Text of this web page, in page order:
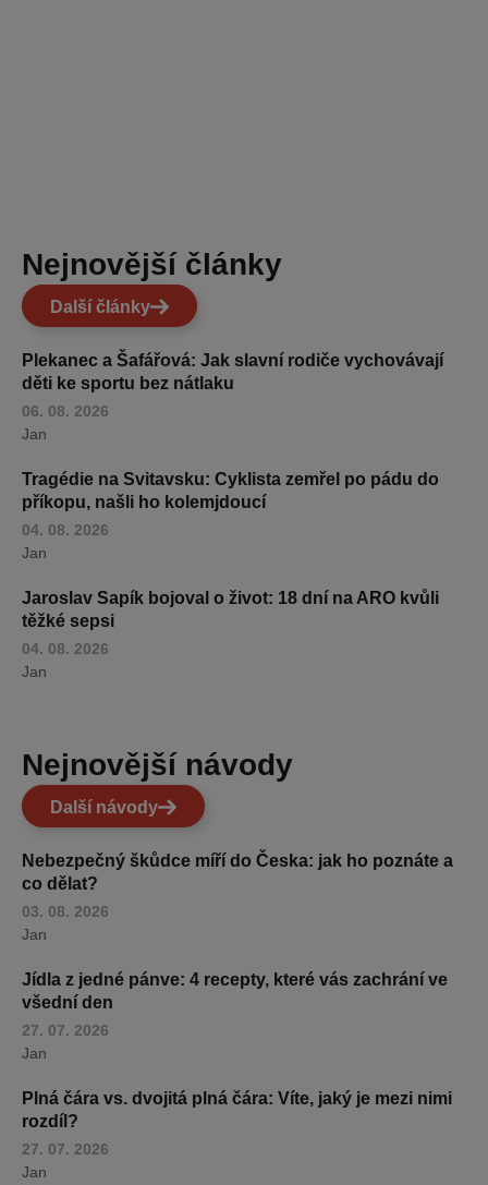
Nejnovější články
Další články
Plekanec a Šafářová: Jak slavní rodiče vychovávají
děti ke sportu bez nátlaku
06. 08. 2026
Jan
Tragédie na Svitavsku: Cyklista zemřel po pádu do
příkopu, našli ho kolemjdoucí
04. 08. 2026
Jan
Jaroslav Sapík bojoval o život: 18 dní na ARO kvůli
těžké sepsi
04. 08. 2026
Jan
Nejnovější návody
Další návody
Nebezpečný škůdce míří do Česka: jak ho poznáte a
co dělat?
03. 08. 2026
Jan
Jídla z jedné pánve: 4 recepty, které vás zachrání ve
všední den
27. 07. 2026
Jan
Plná čára vs. dvojitá plná čára: Víte, jaký je mezi nimi
rozdíl?
27. 07. 2026
Jan